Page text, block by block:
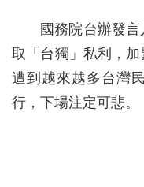
國務院台辦發
取「台獨」私利，加
遭到越來越多台灣
行，下場注定可悲。